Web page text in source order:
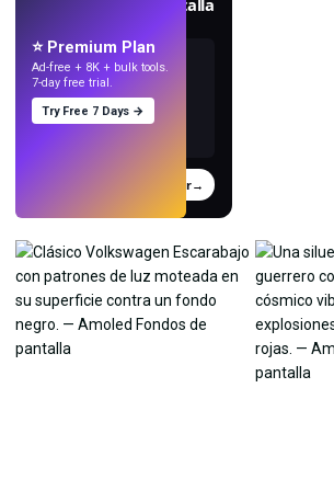
Crea fondos de pantalla
Probar →
⭐ Premium Plan
Ad-free + 8K + bulk tools.
7-day free trial.
Try Free 7 Days →